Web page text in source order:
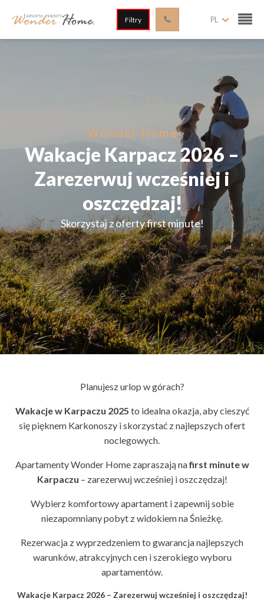
Filtry PL
Wonder Home
Wakacje Karpacz 2026 –
Zarezerwuj wcześniej i
oszczędzaj!
Skorzystaj z oferty first minute!
Planujesz urlop w górach?
Wakacje w Karpaczu 2025 to idealna okazja, aby cieszyć
się pięknem Karkonoszy i skorzystać z najlepszych ofert
noclegowych.
Apartamenty Wonder Home zapraszają nafirst minute w
Karpaczu – zarezerwuj wcześniej i oszczędzaj!
Wybierz komfortowy apartament i zapewnij sobie
niezapomniany pobyt z widokiem na Śnieżkę.
Rezerwacja z wyprzedzeniem to gwarancja najlepszych
warunków, atrakcyjnych cen i szerokiego wyboru
apartamentów.
Wakacje Karpacz 2026 – Zarezerwuj wcześniej i oszczędzaj!